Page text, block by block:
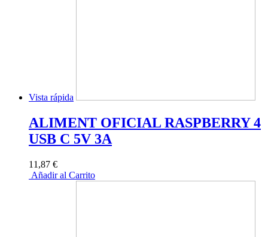
Vista rápida
ALIMENT OFICIAL RASPBERRY 4
USB C 5V 3A
11,87 €
Añadir al Carrito